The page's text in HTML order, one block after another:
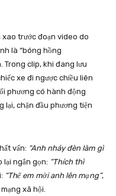
trước đoạn video do
là “bóng hồng
clip, khi đang lưu
xe đi ngược chiều liên
phương có hành động
lại, chặn đầu phương tiện
vấn: “Anh nháy đèn làm gì
ngắn gọn: “Thích thì
“Thế em mời anh lên mạng”,
xã hội.